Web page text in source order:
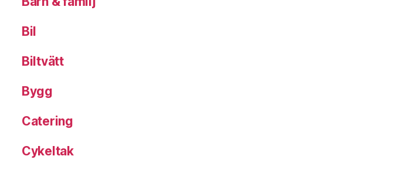
Bil
Biltvätt
Bygg
Catering
Cykeltak